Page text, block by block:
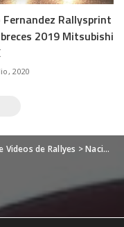
Fernandez Rallysprint
2019 Mitsubishi
2020
Videos de Rallyes >Nacional